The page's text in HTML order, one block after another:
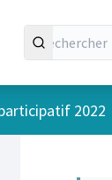
2022